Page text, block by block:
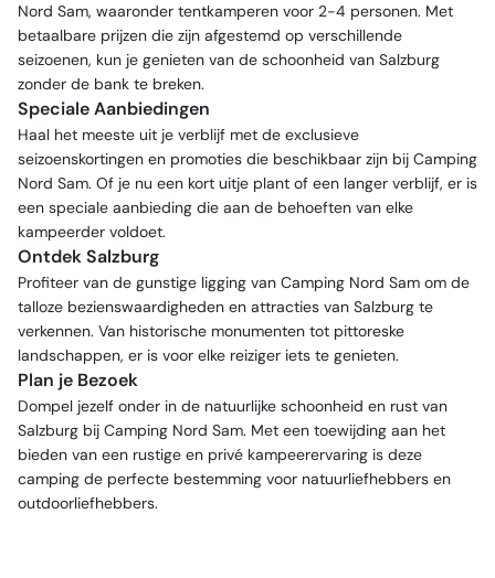
Nord Sam, waaronder tentkamperen voor 2-4 personen. Met
betaalbare prijzen die zijn afgestemd op verschillende
seizoenen, kun je genieten van de schoonheid van Salzburg
zonder de bank te breken.
Speciale Aanbiedingen
Haal het meeste uit je verblijf met de exclusieve
seizoenskortingen en promoties die beschikbaar zijn bij Camping
Nord Sam. Of je nu een kort uitje plant of een langer verblijf, er is
een speciale aanbieding die aan de behoeften van elke
kampeerder voldoet.
Ontdek Salzburg
Profiteer van de gunstige ligging van Camping Nord Sam om de
talloze bezienswaardigheden en attracties van Salzburg te
verkennen. Van historische monumenten tot pittoreske
landschappen, er is voor elke reiziger iets te genieten.
Plan je Bezoek
Dompel jezelf onder in de natuurlijke schoonheid en rust van
Salzburg bij Camping Nord Sam. Met een toewijding aan het
bieden van een rustige en privé kampeerervaring is deze
camping de perfecte bestemming voor natuurliefhebbers en
outdoorliefhebbers.